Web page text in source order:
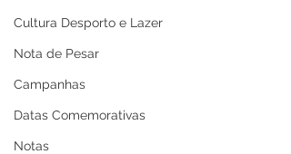
Cultura Desporto e Lazer
Nota de Pesar
Campanhas
Datas Comemorativas
Notas